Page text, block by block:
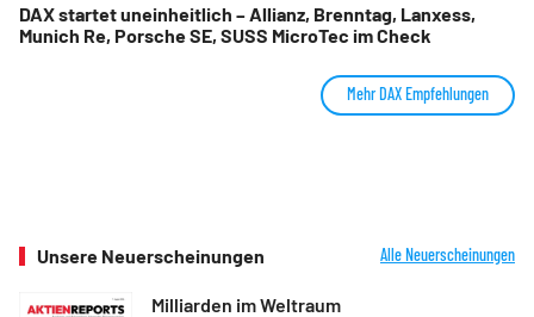
DAX startet uneinheitlich – Allianz, Brenntag, Lanxess,
Munich Re, Porsche SE, SUSS MicroTec im Check
Mehr DAX Empfehlungen
Unsere Neuerscheinungen Alle Neuerscheinungen
Milliarden im Weltraum